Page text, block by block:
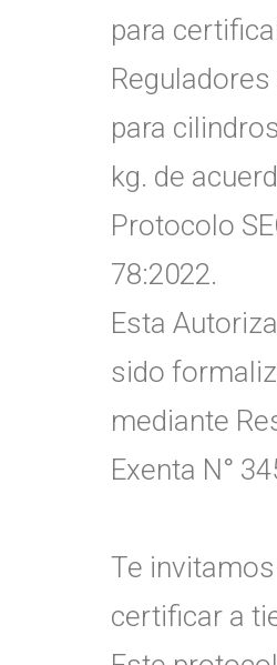
para
Reguladores
para
kg. de
Protocolo
78:2022.
Esta
sido
mediante
Exenta N°
Te
certificar a